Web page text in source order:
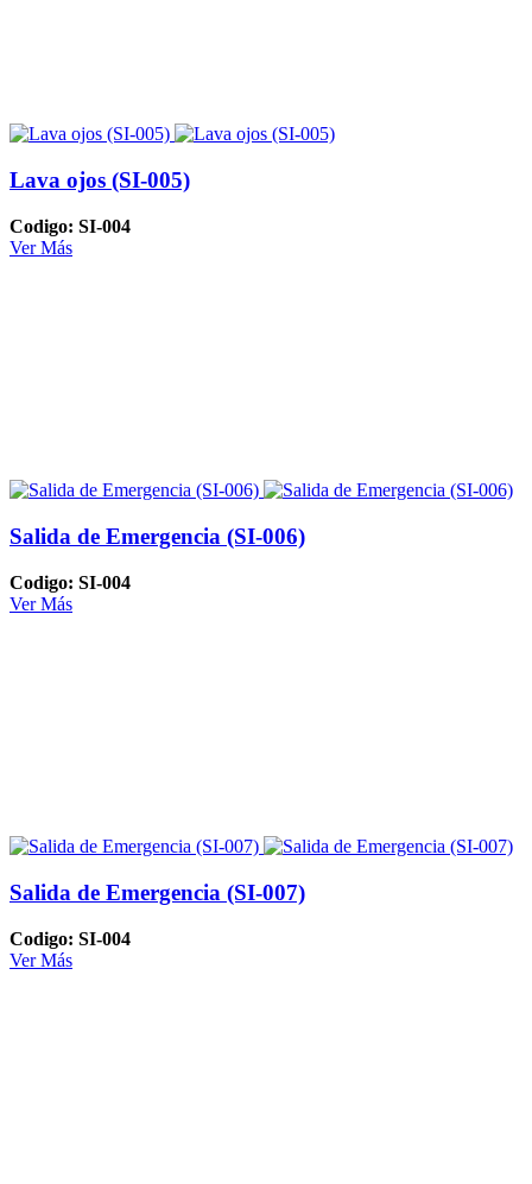
Lava ojos (SI-005)
Codigo: SI-004
Ver Más
Salida de Emergencia (SI-006)
Codigo: SI-004
Ver Más
Salida de Emergencia (SI-007)
Codigo: SI-004
Ver Más